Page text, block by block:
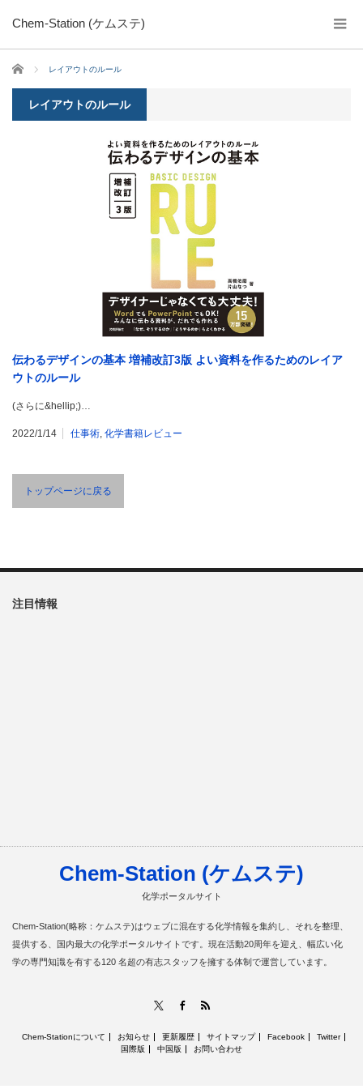
Chem-Station (ケムステ)
ホーム レイアウトのルール
レイアウトのルール
伝わるデザインの基本 増補改訂3版 よい資料を作るためのレイア
ウトのルール
(さらに&hellip;)…
2022/1/14 仕事術, 化学書籍レビュー
トップページに戻る
注目情報
Chem-Station (ケムステ)
化学ポータルサイト
Chem-Station(略称：ケムステ)はウェブに混在する化学情報を集約し、それを整理、
提供する、国内最大の化学ポータルサイトです。現在活動20周年を迎え、幅広い化
学の専門知識を有する120 名超の有志スタッフを擁する体制で運営しています。
Facebook
Chem-Stationについて お知らせ 更新履歴 サイトマップ Facebook
Twitter
国際版
中国版 お問い合わせ